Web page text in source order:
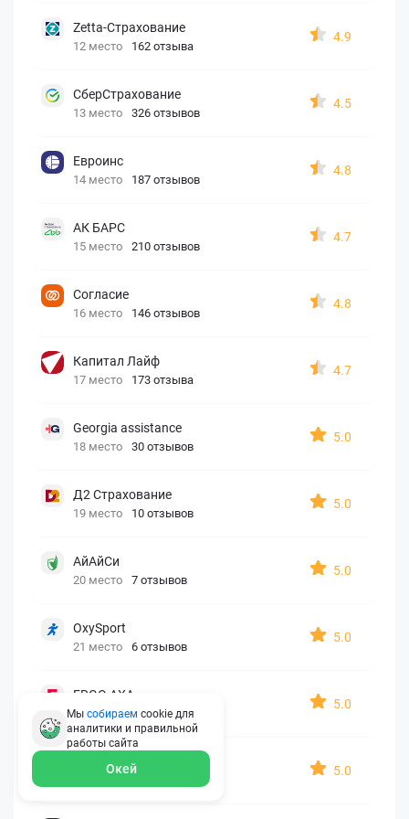
Zetta-Страхование
12 место 162 отзыва
4.9
СберСтрахование
13 место 326 отзывов
4.5
Евроинс
14 место 187 отзывов
4.8
АК БАРС
15 место 210 отзывов
4.7
Согласие
16 место 146 отзывов
4.8
Капитал Лайф
17 место 173 отзыва
4.7
Georgia assistance
18 место 30 отзывов
5.0
Д2 Страхование
19 место 10 отзывов
5.0
АйАйСи
20 место 7 отзывов
5.0
OxySport
21 место 6 отзывов
5.0
ERGO AXA
22 место 2 отзыва
5.0
Oxy Travel Premium
5.0
Мы собираем cookie для
аналитики и правильной
работы сайта
Окей